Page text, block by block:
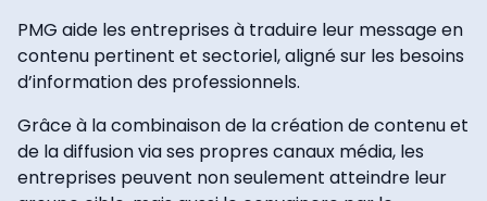
PMG aide les entreprises à traduire leur message en
contenu pertinent et sectoriel, aligné sur les besoins
d’information des professionnels.
Grâce à la combinaison de la création de contenu et
de la diffusion via ses propres canaux média, les
entreprises peuvent non seulement atteindre leur